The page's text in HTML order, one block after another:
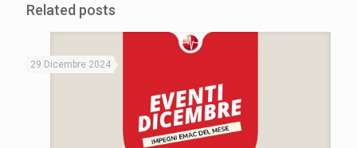
Related posts
29 Dicembre 2024